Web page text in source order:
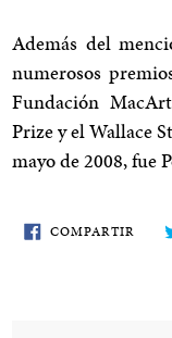
Además del
numerosos
Fundación
Prize y el Wallace
mayo de 2008, fue
COMPARTIR
EN